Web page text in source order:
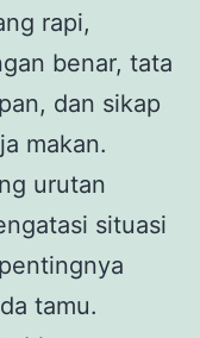
rapi,
benar, tata
dan sikap
makan.
urutan
situasi
tamu.